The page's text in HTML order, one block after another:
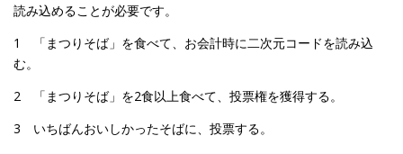
読み込めることが必要です。
1 「まつりそば」を食べて、お会計時に二次元コードを読み込
む。
2 「まつりそば」を2食以上食べて、投票権を獲得する。
3 いちばんおいしかったそばに、投票する。